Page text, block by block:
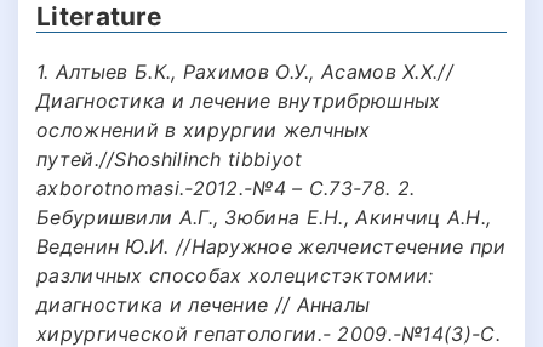
Literature
1. Алтыев Б.К., Рахимов О.У., Асамов Х.Х.//
Диагностика и лечение внутрибрюшных
осложнений в хирургии желчных
путей.//Shoshilinch tibbiyot
axborotnomasi.-2012.-№4 – С.73-78. 2.
Бебуришвили А.Г., Зюбина Е.Н., Акинчиц А.Н.,
Веденин Ю.И. //Наружное желчеистечение при
различных способах холецистэктомии:
диагностика и лечение // Анналы
хирургической гепатологии.- 2009.-№14(3)-С.